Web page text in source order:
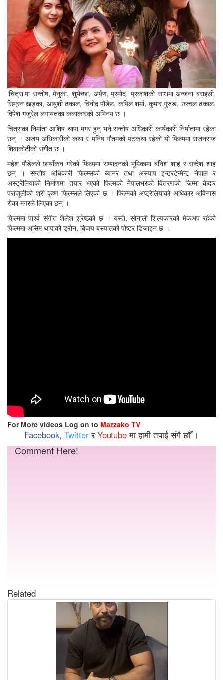
‘चित्रा’मा सन्तोष, मेनुका, शुभेच्छा, अर्पण, प्रमोद, प्रकाशको साथमा अन्जना बराइली,
सिम्रन खड्का, आयुशी ढकाल, विनोद पौडेल, कपिल शर्मा, कुमार गुरुङ, उज्वल ढकाल,
दिपेश गजुरेल लगायतका कलाकारको अभिनय छ ।
चित्राका निर्माता आशिष थापा मगर हुन् भने सन्तोष अधिकारी कार्यकारी निर्मातामा रहेका
छन् । अजय अधिकारीको कथा र मनिष गौतमको पटकथा रहेको यो फिल्ममा राजनराज
शिवाकोटीको संगीत छ ।
महेश पौडेलले छायाँकन गरेको फिल्ममा सम्पादनको भूमिकामा बनिश शाह र सन्देश शाह
छन् । सन्तोष अधिकारी फिल्म्सको ब्यानर तथा अस्याप इन्टरटेन्मेन्ट नेपाल र
अस्ट्रेलियाको निर्माणमा तयार भएको फिल्मको नेपालभरको वितरणको जिम्मा केदार
पराजुलीको श्री कृष्ण फिल्म्सले लिएको छ । फिल्मको अष्ट्रेलियाको अधिकार अविनास
रोका मगरले लिएका छन् ।
फिल्ममा पार्श्व संगीत शैलेश श्रेष्ठको छ । यस्तै, सोनाली शिल्पकारको मेकअप रहेको
फिल्ममा असिम थापाको ड्रोन, बिजय बस्यालको पोष्टर डिजाइन छ ।
For More videos Log on to Mazzako TV
Facebook, TwitterरYoutubeमा हामी तपाईं संगै छौँ ।
Comment Here!
Related